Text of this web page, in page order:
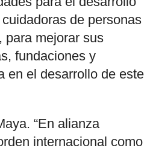
de personas
para mejorar sus
fundaciones y
en el desarrollo de este
“En alianza
internacional como